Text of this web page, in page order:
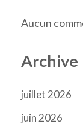
Aucun
Archive
juillet 2026
juin 2026